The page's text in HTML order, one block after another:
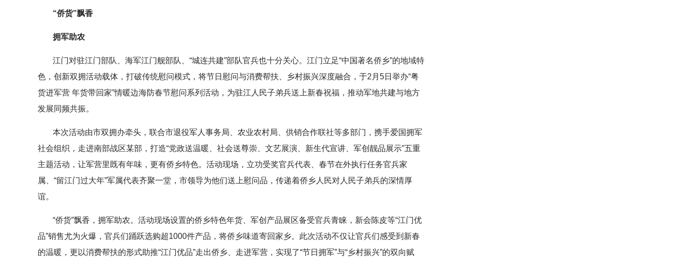
“侨货”飘香
拥军助农
江门对驻江门部队、海军江门舰部队、“城连共建”部队官兵也十分关心。江门立足“中国著名侨乡”的地域特
色，创新双拥活动载体，打破传统慰问模式，将节日慰问与消费帮扶、乡村振兴深度融合，于2月5日举办“粤
货进军营 年货带回家”情暖边海防春节慰问系列活动，为驻江人民子弟兵送上新春祝福，推动军地共建与地方
发展同频共振。
本次活动由市双拥办牵头，联合市退役军人事务局、农业农村局、供销合作联社等多部门，携手爱国拥军
社会组织，走进南部战区某部，打造“党政送温暖、社会送尊崇、文艺展演、新生代宣讲、军创靓品展示”五重
主题活动，让军营里既有年味，更有侨乡特色。活动现场，立功受奖官兵代表、春节在外执行任务官兵家
属、“留江门过大年”军属代表齐聚一堂，市领导为他们送上慰问品，传递着侨乡人民对人民子弟兵的深情厚
谊。
“侨货”飘香，拥军助农。活动现场设置的侨乡特色年货、军创产品展区备受官兵青睐，新会陈皮等“江门优
品”销售尤为火爆，官兵们踊跃选购超1000件产品，将侨乡味道寄回家乡。此次活动不仅让官兵们感受到新春
的温暖，更以消费帮扶的形式助推“江门优品”走出侨乡、走进军营，实现了“节日拥军”与“乡村振兴”的双向赋